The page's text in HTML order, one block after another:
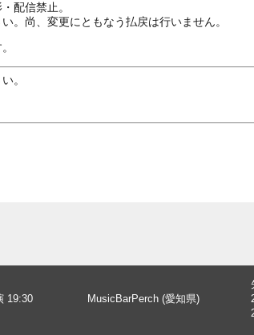
配信禁止。
。尚、変更にともなう払戻は行いません。
。
19:30 MusicBarPerch (愛知県)